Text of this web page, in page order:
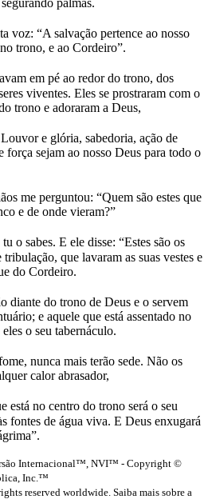
palmas.
voz: “A salvação pertence ao nosso
trono, e ao Cordeiro”.
em pé ao redor do trono, dos
viventes. Eles se prostraram com o
trono e adoraram a Deus,
e glória, sabedoria, ação de
força sejam ao nosso Deus para todo o
me perguntou: “Quem são estes que
e de onde vieram?”
o sabes. E ele disse: “Estes são os
que lavaram as suas vestes e
do Cordeiro.
diante do trono de Deus e o servem
e aquele que está assentado no
o seu tabernáculo.
nunca mais terão sede. Não os
calor abrasador,
está no centro do trono será o seu
fontes de água viva. E Deus enxugará
Internacional™, NVI™ - Copyright ©
Inc.™
reserved worldwide. Saiba mais sobre a